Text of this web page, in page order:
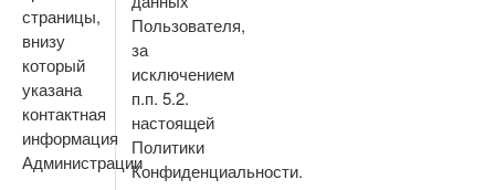
страницы,
внизу
который
указана
контактная
информация
Администрации
Пользователя,
за
исключением
п.п. 5.2.
настоящей
Политики
Конфиденциальности.